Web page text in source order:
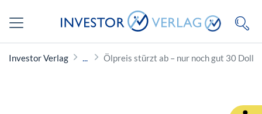
Investor Verlag Ölpreis stürzt ab – nur noch gut 30